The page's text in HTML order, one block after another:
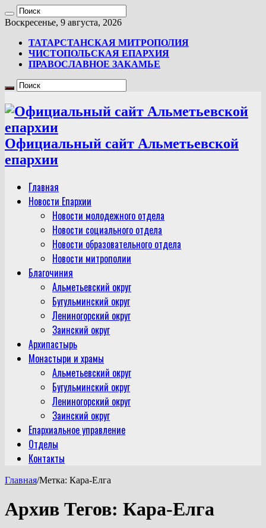
Воскресенье, 9 августа, 2026
ТАТАРСТАНСКАЯ МИТРОПОЛИЯ
ЧИСТОПОЛЬСКАЯ ЕПАРХИЯ
ПРАВОСЛАВНОЕ ЗАКАМЬЕ
Официальный сайт Альметьевской
епархии
Главная
Новости Епархии
Новости молодежного отдела
Новости социального отдела
Новости образовательного отдела
Новости митрополии
Благочиния
Альметьевский округ
Бугульминский округ
Лениногорский округ
Заинский округ
Архипастырь
Монастыри и храмы
Альметьевский округ
Бугульминский округ
Лениногорский округ
Заинский округ
Епархиальное управление
Отделы
Контакты
Главная/Метка: Кара-Елга
Архив Тегов: Кара-Елга